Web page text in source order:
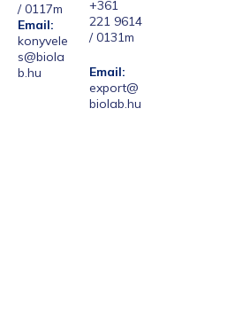
/ 0117m
Email:
konyvele
s@biola
b.hu
+361
221 9614
/ 0131m
Email:
export@
biolab.hu